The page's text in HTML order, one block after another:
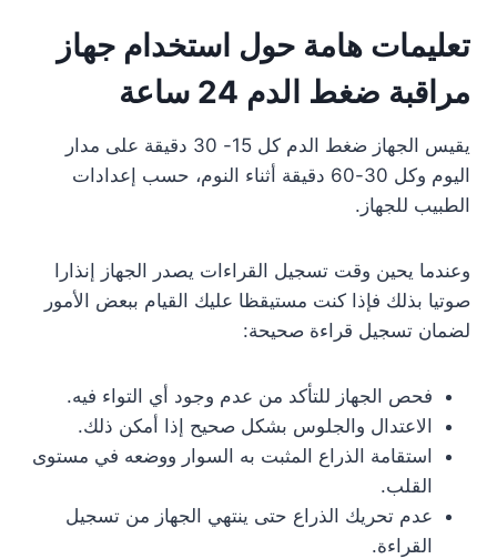
تعليمات هامة حول استخدام جهاز
مراقبة ضغط الدم 24 ساعة
يقيس الجهاز ضغط الدم كل 15- 30 دقيقة على مدار
اليوم وكل 30-60 دقيقة أثناء النوم، حسب إعدادات
الطبيب للجهاز.
وعندما يحين وقت تسجيل القراءات يصدر الجهاز إنذارا
صوتيا بذلك فإذا كنت مستيقظا عليك القيام ببعض الأمور
لضمان تسجيل قراءة صحيحة:
فحص الجهاز للتأكد من عدم وجود أي التواء فيه.
الاعتدال والجلوس بشكل صحيح إذا أمكن ذلك.
استقامة الذراع المثبت به السوار ووضعه في مستوى
القلب.
عدم تحريك الذراع حتى ينتهي الجهاز من تسجيل
القراءة.